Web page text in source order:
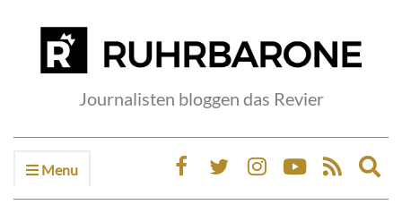
Journalisten bloggen das Revier
Menu